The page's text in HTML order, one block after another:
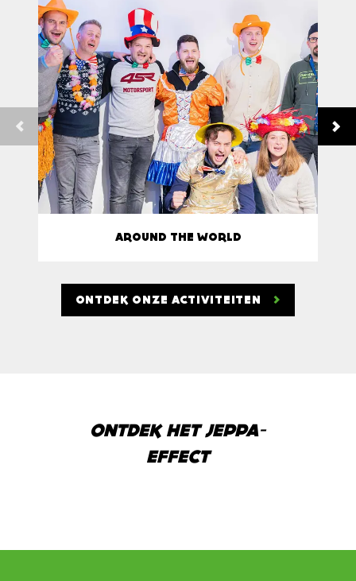
AROUND THE WORLD
ONTDEK ONZE ACTIVITEITEN
ONTDEK HET JEPPA-
EFFECT